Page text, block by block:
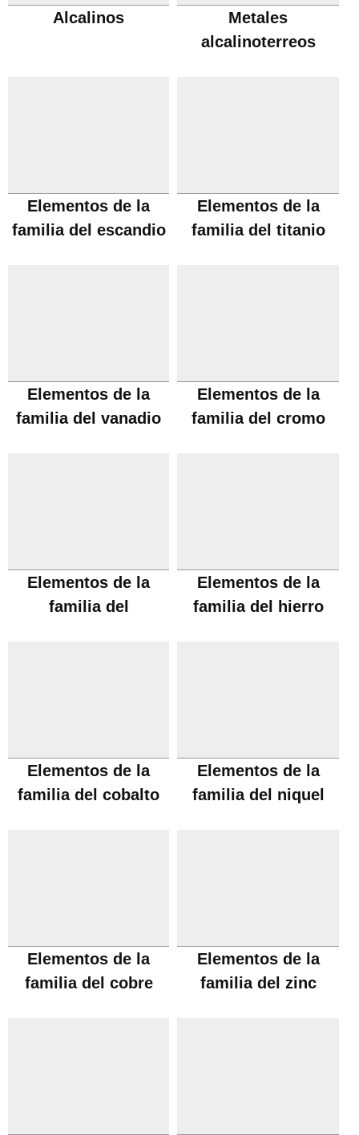
Alcalinos
Metales
alcalinoterreos
Elementos de la
familia del escandio
Elementos de la
familia del titanio
Elementos de la
familia del vanadio
Elementos de la
familia del cromo
Elementos de la
familia del
Elementos de la
familia del hierro
Elementos de la
familia del cobalto
Elementos de la
familia del niquel
Elementos de la
familia del cobre
Elementos de la
familia del zinc